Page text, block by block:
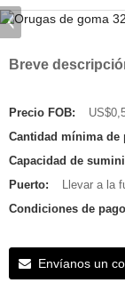
Breve
Precio FOB:
Cantidad mínima de
Capacidad de
Puerto:
Llevar a la
Condiciones de
Envíanos un